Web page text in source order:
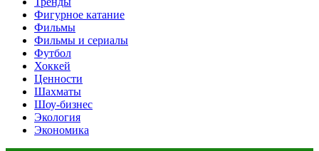
Фигурное катание
Фильмы
Фильмы и сериалы
Футбол
Хоккей
Ценности
Шахматы
Шоу-бизнес
Экология
Экономика